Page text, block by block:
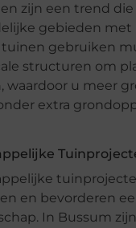
zijn een trend
gebieden met
tuinen gebruiken
structuren om
waardoor u meer
extra
en bevorderen
In Bussum